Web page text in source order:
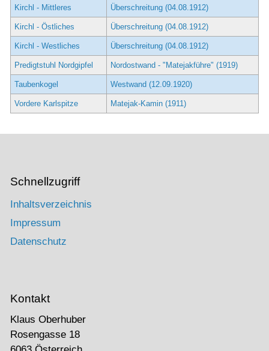
Kirchl - Mittleres Überschreitung (04.08.1912)
Kirchl - Östliches Überschreitung (04.08.1912)
Kirchl - Westliches Überschreitung (04.08.1912)
Predigtstuhl Nordgipfel Nordostwand - "Matejakführe" (1919)
Taubenkogel Westwand (12.09.1920)
Vordere Karlspitze Matejak-Kamin (1911)
Schnellzugriff
Inhaltsverzeichnis
Impressum
Datenschutz
Kontakt
Klaus Oberhuber
Rosengasse 18